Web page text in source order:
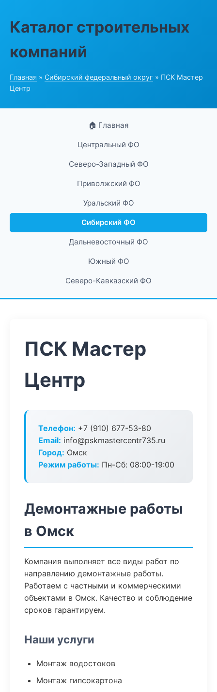
Каталог строительных
компаний
Главная » Сибирский федеральный округ » ПСК Мастер
Центр
🏠 Главная
Центральный ФО
Северо-Западный ФО
Приволжский ФО
Уральский ФО
Сибирский ФО
Дальневосточный ФО
Южный ФО
Северо-Кавказский ФО
ПСК Мастер
Центр
Телефон: +7 (910) 677-53-80
Email: info@pskmastercentr735.ru
Город: Омск
Режим работы: Пн-Сб: 08:00-19:00
Демонтажные работы
в Омск
Компания выполняет все виды работ по
направлению демонтажные работы.
Работаем с частными и коммерческими
объектами в Омск. Качество и соблюдение
сроков гарантируем.
Наши услуги
Монтаж водостоков
Монтаж гипсокартона